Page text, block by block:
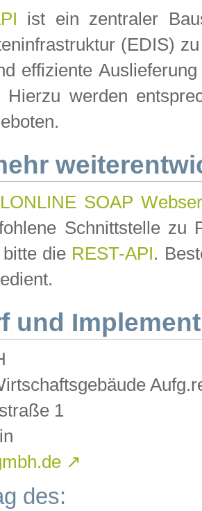
ist ein zentraler
(EDIS)
effiziente
Hierzu werden
SOAP
Schnittstelle zu
die REST-API.
und
1
↗
des: